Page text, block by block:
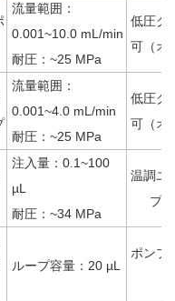
流量範囲：
0.001~10.0 mL/min
耐圧：~25 MPa
低圧グ
可（オ
流量範囲：
0.001~4.0 mL/min
耐圧：~25 MPa
低圧グ
可（オ
注入量：0.1~100
µL
耐圧：~34 MPa
温調ユ
プ
ループ容量：20 µL
ポンプ